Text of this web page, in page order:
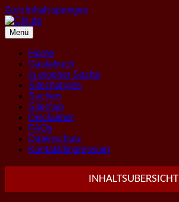
Zum Inhalt springen
Menü
Home
Gästebuch
In eigener Sache
Sitechanges
Suchen
Sitemap
Disclaimer
FAQs
Datenschutz
Kontakt/Impressum
INHALTSUBERSICHT